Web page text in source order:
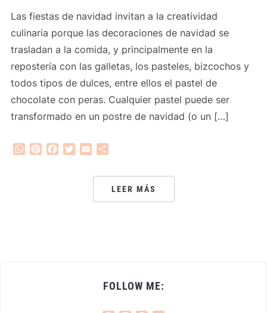
Las fiestas de navidad invitan a la creatividad
culinaria porque las decoraciones de navidad se
trasladan a la comida, y principalmente en la
repostería con las galletas, los pasteles, bizcochos y
todos tipos de dulces, entre ellos el pastel de
chocolate con peras. Cualquier pastel puede ser
transformado en un postre de navidad (o un […]
WhatsApp
PinterestFacebook
Twitter
Email
LEER MÁS
FOLLOW ME: